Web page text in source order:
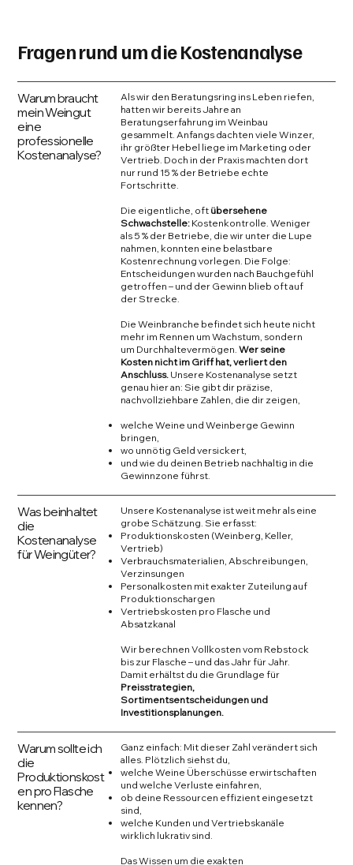
Fragen rund um die Kostenanalyse
Warum braucht
mein Weingut
eine
professionelle
Kostenanalyse?
Als wir den Beratungsring ins Leben riefen,
hatten wir bereits Jahre an
Beratungserfahrung im Weinbau
gesammelt. Anfangs dachten viele Winzer,
ihr größter Hebel liege im Marketing oder
Vertrieb. Doch in der Praxis machten dort
nur rund 15 % der Betriebe echte
Fortschritte.
Die eigentliche, oft übersehene
Schwachstelle: Kostenkontrolle. Weniger
als 5 % der Betriebe, die wir unter die Lupe
nahmen, konnten eine belastbare
Kostenrechnung vorlegen. Die Folge:
Entscheidungen wurden nach Bauchgefühl
getroffen – und der Gewinn blieb oft auf
der Strecke.
Die Weinbranche befindet sich heute nicht
mehr im Rennen um Wachstum, sondern
um Durchhaltevermögen.Wer seine
Kosten nicht im Griff hat, verliert den
Anschluss. Unsere Kostenanalyse setzt
genau hier an: Sie gibt dir präzise,
nachvollziehbare Zahlen, die dir zeigen,
welche Weine und Weinberge Gewinn
bringen,
wo unnötig Geld versickert,
und wie du deinen Betrieb nachhaltig in die
Gewinnzone führst.
Was beinhaltet
die
Kostenanalyse
für Weingüter?
Unsere Kostenanalyse ist weit mehr als eine
grobe Schätzung. Sie erfasst:
Produktionskosten (Weinberg, Keller,
Vertrieb)
Verbrauchsmaterialien, Abschreibungen,
Verzinsungen
Personalkosten mit exakter Zuteilung auf
Produktionschargen
Vertriebskosten pro Flasche und
Absatzkanal
Wir berechnen Vollkosten vom Rebstock
bis zur Flasche – und das Jahr für Jahr.
Damit erhältst du die Grundlage für
Preisstrategien,
Sortimentsentscheidungen und
Investitionsplanungen.
Warum sollte ich
die
Produktionskost
en pro Flasche
kennen?
Ganz einfach: Mit dieser Zahl verändert sich
alles. Plötzlich siehst du,
welche Weine Überschüsse erwirtschaften
und welche Verluste einfahren,
ob deine Ressourcen effizient eingesetzt
sind,
welche Kunden und Vertriebskanäle
wirklich lukrativ sind.
Das Wissen um die exakten